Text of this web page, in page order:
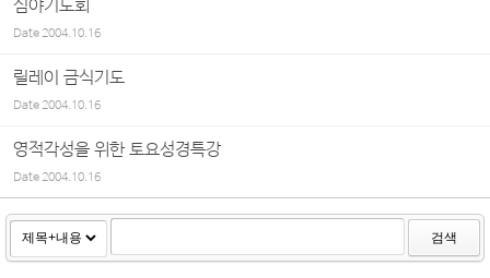
심야기도회
Date2004.10.16
릴레이 금식기도
Date2004.10.16
영적각성을 위한 토요성경특강
Date2004.10.16
검색